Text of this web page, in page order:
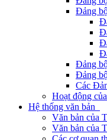
Đảng
Đảng
Đảng
Các
Hoạt động
Hệ thống văn bản
Văn bản của
Văn bản của